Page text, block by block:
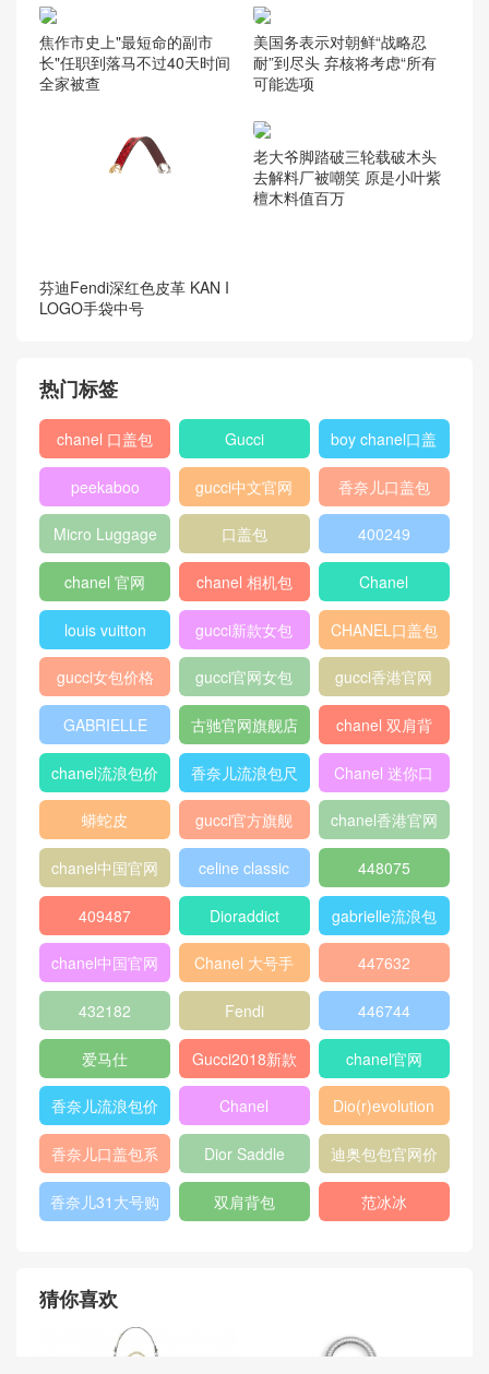
焦作市史上"最短命的副市
长"任职到落马不过40天时间
全家被查
美国务表示对朝鲜“战略忍
耐”到尽头 弃核将考虑“所有
可能选项
芬迪Fendi深红色皮革 KAN I
LOGO手袋中号
老大爷脚踏破三轮载破木头
去解料厂被嘲笑 原是小叶紫
檀木料值百万
热门标签
chanel 口盖包 Gucci
boy chanel口盖
包
peekaboo gucci中文官网
香奈儿口盖包
2018
Micro Luggage 口盖包 400249
chanel 官网 chanel 相机包 Chanel
louis vuitton gucci新款女包 CHANEL口盖包
gucci女包价格 gucci官网女包 gucci香港官网
GABRIELLE 古驰官网旗舰店
chanel 双肩背
包
chanel流浪包价
格
香奈儿流浪包尺
寸
Chanel 迷你口
盖包
蟒蛇皮
gucci官方旗舰
店
chanel香港官网
chanel中国官网
celine classic
box
448075
409487 Dioraddict gabrielle流浪包
chanel中国官网
包
Chanel 大号手
提包
447632
432182 Fendi 446744
爱马仕
Gucci2018新款
女包
chanel官网
香奈儿流浪包价
格
Chanel
Gabrielle小号流
浪包
Dio(r)evolution
香奈儿口盖包系
列
Dior Saddle
Bag
迪奥包包官网价
格
香奈儿31大号购
双肩背包 范冰冰
猜你喜欢